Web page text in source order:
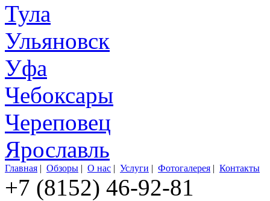
Тула
Ульяновск
Уфа
Чебоксары
Череповец
Ярославль
Главная | Обзоры | О нас | Услуги | Фотогалерея | Контакты
+7 (8152) 46-92-81